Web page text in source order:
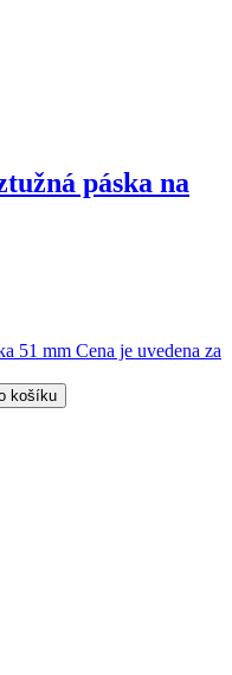
páska na
51 mm Cena je uvedena za
košíku